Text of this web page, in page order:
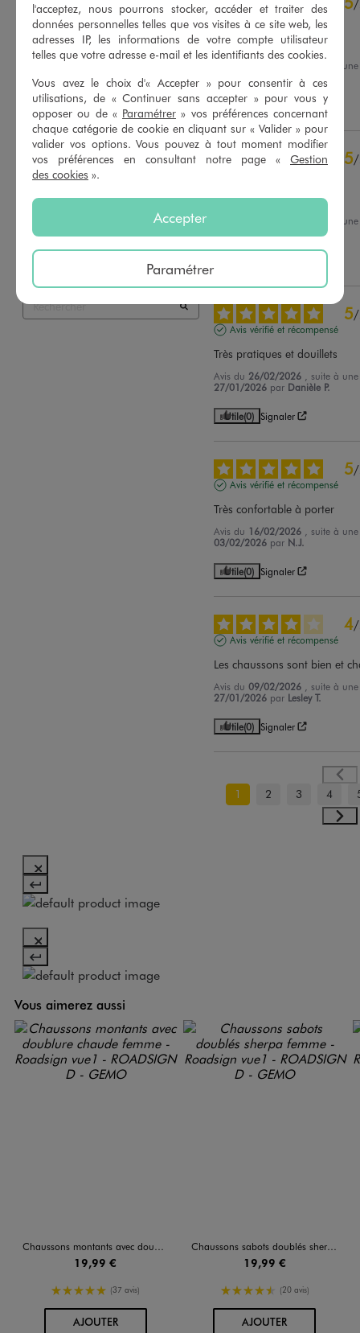
Basé sur56
avis soumis à un
contrôle
Voir tous les avis sur ce site
5étoiles
42
4étoiles
10
3étoiles
Avis vérifié et récompensé
très confortable
, suite à
parMuriel L.
Utile(0) Signaler
5/
Top
, suite à
Agathe H.
5/
Avis vérifié et récompensé
Très pratiques et douillets
Avis du 26/02/2026
, suite à
27/01/2026 par Danièle P.
Utile(0) Signaler
5/
Avis vérifié et récompensé
Très confortable à porter
Avis du 16/02/2026
, suite à
03/02/2026 par N.J.
Utile(0) Signaler
4/
Avis vérifié et récompensé
Les chaussons sont bien et
Avis du09/02/2026
, suite à
27/01/2026 par Lesley T.
Utile(0) Signaler
1 2 3 4
Vous aimerez aussi
Chaussons montants avec doublure chaude femme - Roadsign
19,99 €
5/5 de moyenne
(37 avis)
AJOUTERAU PANIER
Chaussons sabots doublés sherpa femme - Roadsign
19,99 €
4.5/5 de moyenne
(20 avis)
AJOUTERAU PANIER
l'acceptez, nous pourrons stocker, accéder et traiter des
données personnelles telles que vos visites à ce site web, les
adresses IP, les informations de votre compte utilisateur
telles que votre adresse e-mail et les identifiants des cookies.
Vous avez le choix d'« Accepter » pour consentir à ces
utilisations, de « Continuer sans accepter » pour vous y
opposer ou de « Paramétrer » vos préférences concernant
chaque catégorie de cookie en cliquant sur « Valider » pour
valider vos options. Vous pouvez à tout moment modifier
vos préférences en consultant notre page « Gestion
des cookies ».
Accepter
Paramétrer